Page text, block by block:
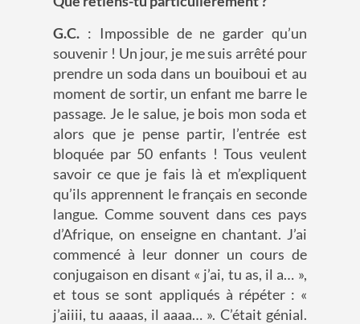
G.C. : Impossible de ne garder qu’un
souvenir ! Un jour, je me suis arrêté pour
prendre un soda dans un bouiboui et au
moment de sortir, un enfant me barre le
passage. Je le salue, je bois mon soda et
alors que je pense partir, l’entrée est
bloquée par 50 enfants ! Tous veulent
savoir ce que je fais là et m’expliquent
qu’ils apprennent le français en seconde
langue. Comme souvent dans ces pays
d’Afrique, on enseigne en chantant. J’ai
commencé à leur donner un cours de
conjugaison en disant « j’ai, tu as, il a… »,
et tous se sont appliqués à répéter : «
j’aiiii, tu aaaas, il aaaa… ». C’était génial.